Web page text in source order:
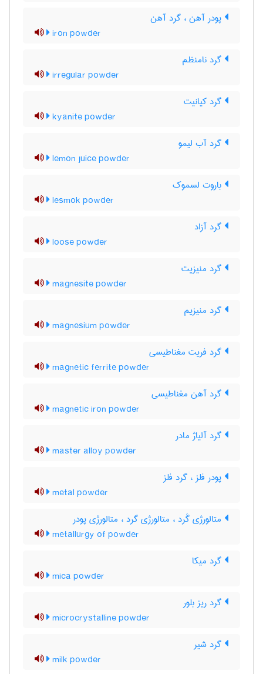
پودر آهن ، گرد آهن
iron powder
گرد نامنظم
irregular powder
گرد کیانیت
kyanite powder
گرد آب لیمو
lemon juice powder
باروت لسموک
lesmok powder
گرد آزاد
loose powder
گرد منیزیت
magnesite powder
گرد منیزیم
magnesium powder
گرد فریت مغناطیسی
magnetic ferrite powder
گرد آهن مغناطیسی
magnetic iron powder
گرد آلیاژ مادر
master alloy powder
پودر فلز ، گرد فلز
metal powder
متالورژی گَرد ، متالورژی گرد ، متالورژی پودر
metallurgy of powder
گرد میکا
mica powder
گرد ریز بلور
microcrystalline powder
گرد شیر
milk powder